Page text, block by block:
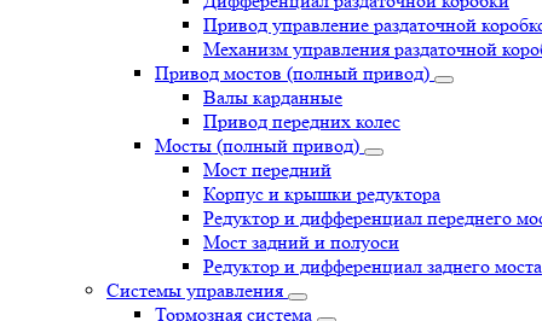
Привод управление раздаточной
Механизм управления раздаточной
Привод мостов (полный привод)
Валы карданные
Привод передних колес
Мосты (полный привод)
Мост передний
Корпус и крышки редуктора
Редуктор и дифференциал переднего
Мост задний и полуоси
Редуктор и дифференциал заднего моста
Системы управления
Тормозная система